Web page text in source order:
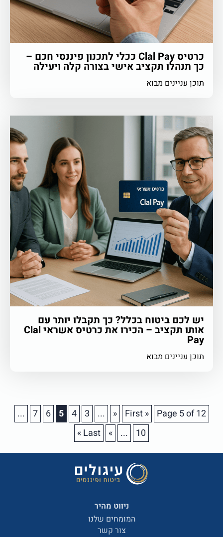
כרטיס Clal Pay ככלי לתכנון פיננסי חכם –
כך תנהלו תקציב אישי בצורה קלה ויעילה
תוכן עניינים מבוא
יש לכם ביטוח בכלל? כך תקבלו יותר עם
אותו תקציב – הכירו את כרטיס אשראי Clal
Pay
תוכן עניינים מבוא
Page 5 of 12
« First
«
...
3
4
5
6
7
...
10
...
»
Last »
ניווט מהיר
המומחים שלנו
צור קשר